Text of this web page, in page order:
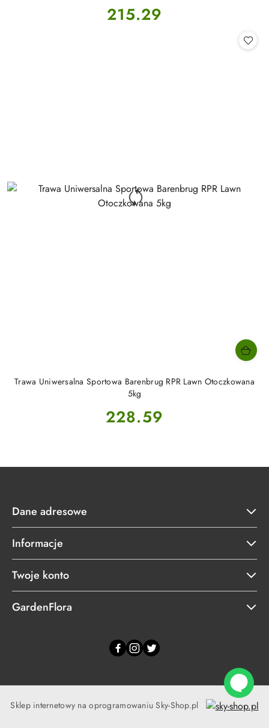
Cena:
215.29
Trawa Uniwersalna Sportowa Barenbrug RPR Lawn Otoczkowana
5kg
Cena:
228.59
Dane adresowe
Informacje
Twoje konto
GardenFlora
Sklep internetowy na oprogramowaniu Sky-Shop.pl